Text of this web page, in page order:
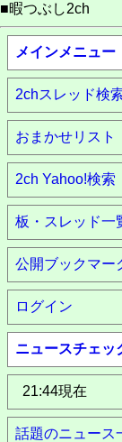
■暇つぶし2ch
メインメニュー
2chスレッド検
おまかせリスト
2ch Yahoo!検索
板・スレッド一
公開ブックマー
ログイン
ニュースチェッ
21:44現在
話題のニュース